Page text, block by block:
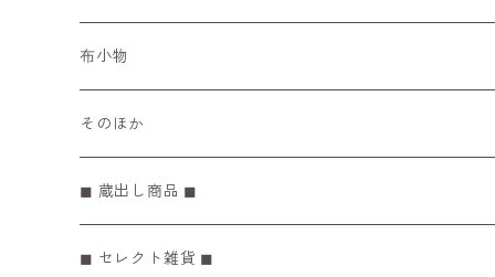
マスキングテープ
ぽち袋
メモ帳 / リフィル
布小物
そのほか
◼︎ 蔵出し商品 ◼︎
◼︎ セレクト雑貨 ◼︎